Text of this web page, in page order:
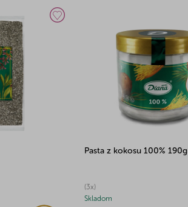
Pasta z kokosu 100% 190g
(3x)
Skladom